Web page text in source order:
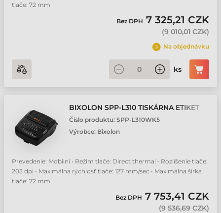
tlače: 72 mm
Bez DPH 7 325,21 CZK
(9 010,01 CZK)
Na objednávku
ks
BIXOLON SPP-L310 TISKÁRNA ETIKET
Číslo produktu: SPP-L310WK5
Výrobce: Bixolon
Prevedenie: Mobilní • Režim tlače: Direct thermal • Rozlíšenie tlače:
203 dpi • Maximálna rýchlosť tlače: 127 mm/sec • Maximálna šírka
tlače: 72 mm
Bez DPH 7 753,41 CZK
(9 536,69 CZK)